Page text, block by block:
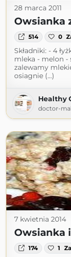
28 marca 2011
Owsianka
514 0
Składniki: - 4
mleka - melon -
zalewamy
osiagnie (...)
Healthy
doctor-
7 kwietnia 2014
Owsianka
174 1